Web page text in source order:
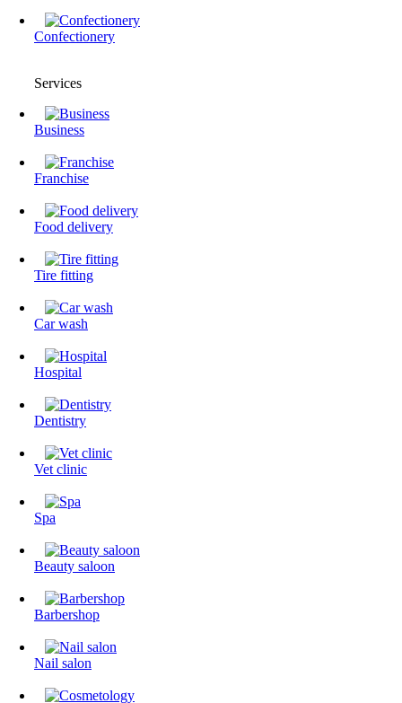
Confectionery
Services
Business
Franchise
Food delivery
Tire fitting
Сar wash
Hospital
Dentistry
Vet clinic
Spa
Beauty saloon
Barbershop
Nail salon